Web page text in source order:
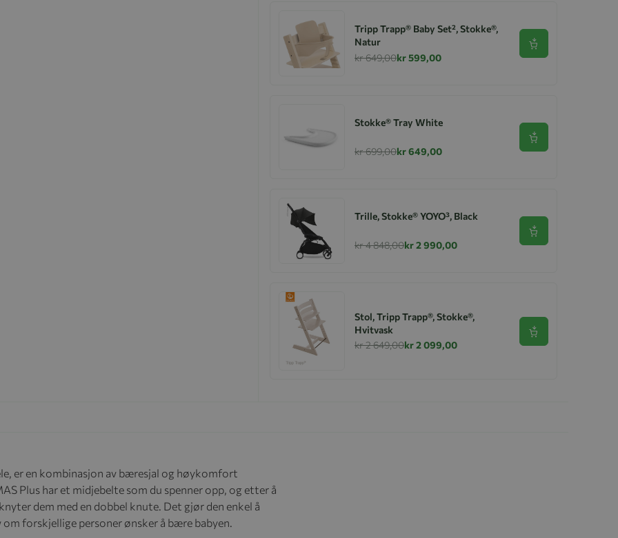
Tripp Trapp® Baby Set², Stokke®,
Natur
kr 649,00kr 599,00
Se produkt
Stokke® Tray White
kr 699,00kr 649,00
Se produkt
Trille, Stokke® YOYO³, Black
kr 4 848,00kr 2 990,00
Se produkt
Stol, Tripp Trapp®, Stokke®,
Hvitvask
kr 2 649,00kr 2 099,00
Se produkt
er en kombinasjon av bæresjal og høykomfort
Plus har et midjebelte som du spenner opp, og etter å
dem med en dobbel knute. Det gjør den enkel å
forskjellige personer ønsker å bære babyen.